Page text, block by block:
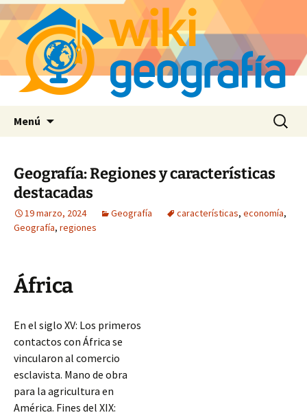
Menú Buscar:
Geografía: Regiones y características
destacadas
19 marzo, 2024 Geografía características, economía,
Geografía, regiones
África
En el siglo XV: Los primeros
contactos con África se
vincularon al comercio
esclavista. Mano de obra
para la agricultura en
América. Fines del XIX: